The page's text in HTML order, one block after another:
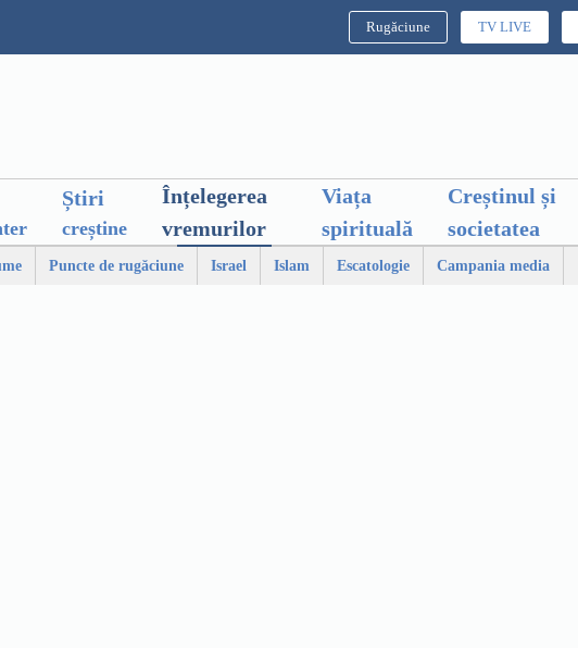
Rugăciune TV LIVE
Știri
creștine
Înțelegerea
vremurilor
Viața
spirituală
Creștinul și
societatea
Puncte de rugăciune Israel Islam Escatologie Campania media